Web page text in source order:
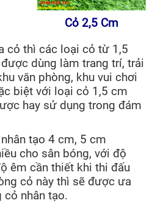
Cỏ 2,5 Cm
cỏ thì các loại cỏ từ 1,5
dùng làm trang trí, trải
văn phòng, khu vui chơi
biệt với loại cỏ 1,5 cm
hay sử dụng trong đám
tạo 4 cm, 5 cm
cho sân bóng, với độ
êm cần thiết khi thi đấu
cỏ này thì sẽ được ưa
cỏ nhân tạo.